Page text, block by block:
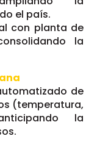
el país.
con planta de
la
de
(temperatura,
la